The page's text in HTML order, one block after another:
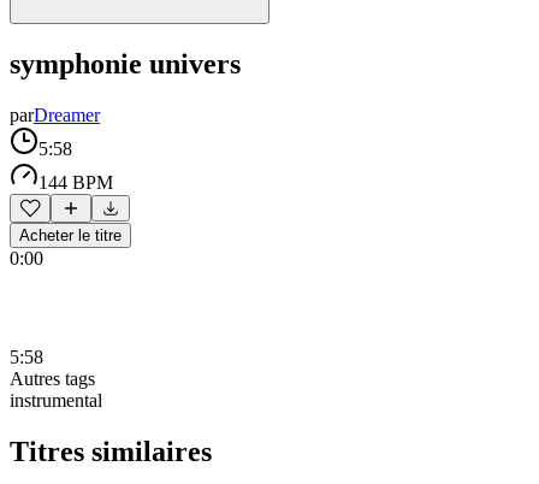
symphonie univers
parDreamer
5:58
144 BPM
Acheter le titre
0:00
5:58
Autres tags
instrumental
Titres similaires